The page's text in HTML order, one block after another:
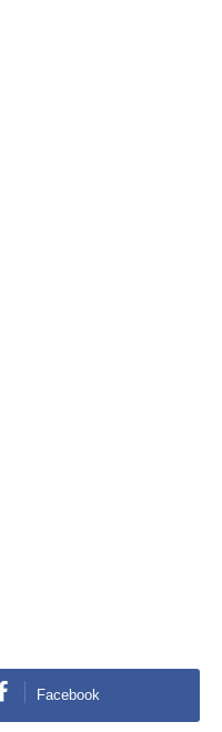
Facebook